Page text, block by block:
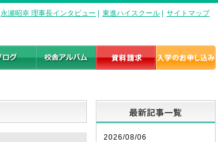
永瀬昭幸 理事長インタビュー 東進ハイスクール サイトマップ
2026/08/06